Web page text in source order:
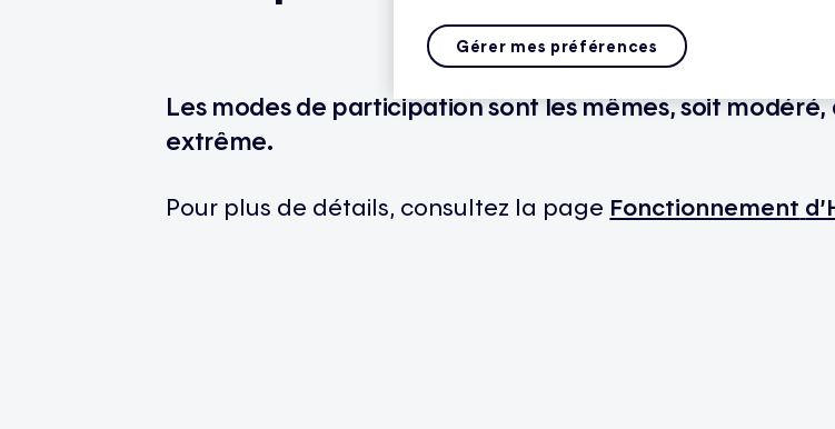
Les modes de participationsontlesmêmes,soitmodéré,
extrême.
Pour plus de détails consultez la page Fonctionnement
Gérer mes préférences